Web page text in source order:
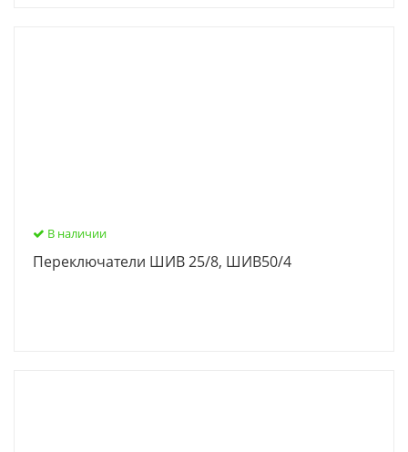
В наличии
Переключатели ШИВ 25/8, ШИВ50/4